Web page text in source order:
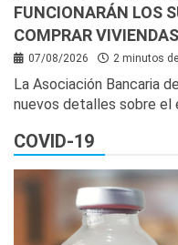
FUNCIONARÁN LOS
COMPRAR
07/08/2026 2 minutos
La Asociación Bancaria
nuevos detalles sobre el
COVID-19